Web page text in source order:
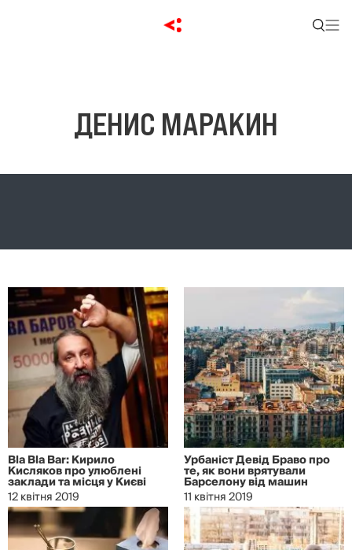
ДЕНИС МАРАКИН
Bla Bla Bar: Кирило
Кисляков про улюблені
заклади та місця у Києві
12 квітня 2019
Урбаніст Девід Браво про
те, як вони врятували
Барселону від машин
11 квітня 2019